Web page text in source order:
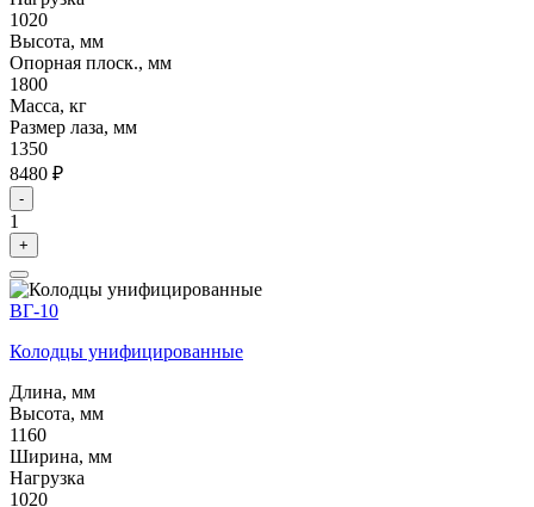
1020
Высота, мм
Опорная плоск., мм
1800
Масса, кг
Размер лаза, мм
1350
8480 ₽
-
1
+
ВГ-10
Колодцы унифицированные
Длина, мм
Высота, мм
1160
Ширина, мм
Нагрузка
1020